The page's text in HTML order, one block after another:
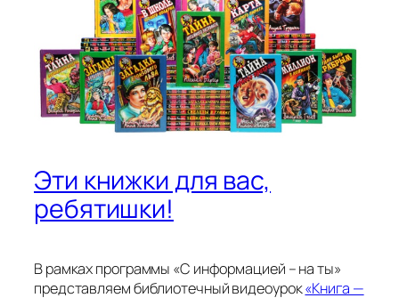
Эти книжки для вас,
ребятишки!
В рамках программы «С информацией – на ты»
представляем библиотечный видеоурок«Книга —